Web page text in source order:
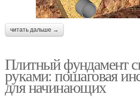
читать дальше →
Плитный фундамент
руками: пошаговая
для начинающих